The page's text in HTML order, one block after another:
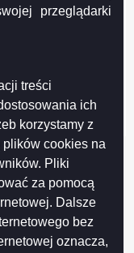
przeglądarki
treści
ich
korzystamy z
cookies na
Pliki
za pomocą
Dalsze
bez
oznacza,
Europejskiego Funduszu
PODLASKIEGO
Instytucja Zarządzająca